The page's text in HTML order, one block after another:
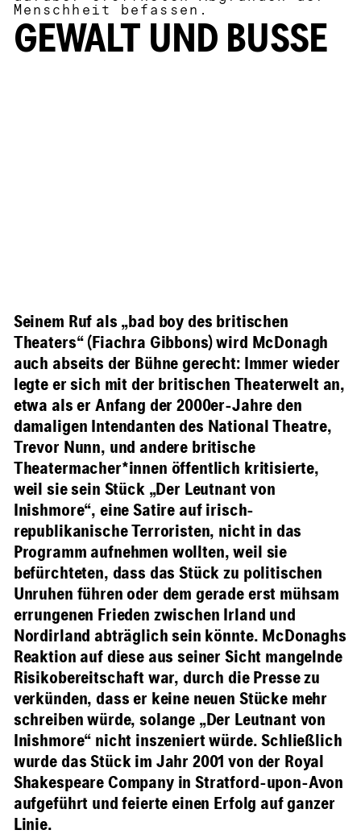
Menschheit befassen.
GEWALT UND BUSSE
Seinem Ruf als „bad boy des britischen
Theaters“ (Fiachra Gibbons) wird McDonagh
auch abseits der Bühne gerecht: Immer wieder
legte er sich mit der britischen Theaterwelt an,
etwa als er Anfang der 2000er-Jahre den
damaligen Intendanten des National Theatre,
Trevor Nunn, und andere britische
Theatermacher*innen öffentlich kritisierte,
weil sie sein Stück „Der Leutnant von
Inishmore“, eine Satire auf irisch-
republikanische Terroristen, nicht in das
Programm aufnehmen wollten, weil sie
befürchteten, dass das Stück zu politischen
Unruhen führen oder dem gerade erst mühsam
errungenen Frieden zwischen Irland und
Nordirland abträglich sein könnte. McDonaghs
Reaktion auf diese aus seiner Sicht mangelnde
Risikobereitschaft war, durch die Presse zu
verkünden, dass er keine neuen Stücke mehr
schreiben würde, solange „Der Leutnant von
Inishmore“ nicht inszeniert würde. Schließlich
wurde das Stück im Jahr 2001 von der Royal
Shakespeare Company in Stratford-upon-Avon
aufgeführt und feierte einen Erfolg auf ganzer
Linie.